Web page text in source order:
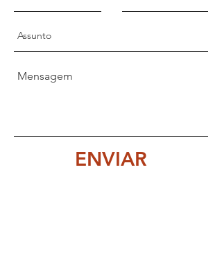
ENVIAR